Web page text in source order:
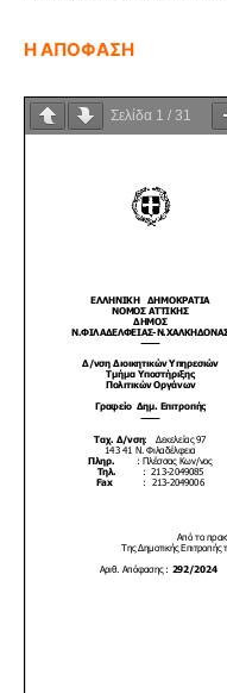
Η ΑΠΟΦΑΣΗ
Σελίδα 1 / 31